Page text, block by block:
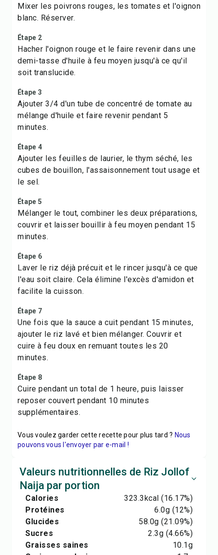
Mixer les poivrons rouges, les tomates et l'oignon
blanc. Réserver.
Étape 2
Hacher l'oignon rouge et le faire revenir dans une
demi-tasse d'huile à feu moyen jusqu'à ce qu'il
soit translucide.
Étape 3
Ajouter 3/4 d'un tube de concentré de tomate au
mélange d'huile et faire revenir pendant 5
minutes.
Étape 4
Ajouter les feuilles de laurier, le thym séché, les
cubes de bouillon, l'assaisonnement tout usage et
le sel.
Étape 5
Mélanger le tout, combiner les deux préparations,
couvrir et laisser bouillir à feu moyen pendant 15
minutes.
Étape 6
Laver le riz déjà précuit et le rincer jusqu'à ce que
l'eau soit claire. Cela élimine l'excès d'amidon et
facilite la cuisson.
Étape 7
Une fois que la sauce a cuit pendant 15 minutes,
ajouter le riz lavé et bien mélanger. Couvrir et
cuire à feu doux en remuant toutes les 20
minutes.
Étape 8
Cuire pendant un total de 1 heure, puis laisser
reposer couvert pendant 10 minutes
supplémentaires.
Vous voulez garder cette recette pour plus tard ? Nous
pouvons vous l'envoyer par e-mail !
Valeurs nutritionnelles de Riz Jollof
Naija par portion
Calories 323.3kcal (16.17%)
Protéines
6.0g (12%)
Glucides
58.0g (21.09%)
Sucres
2.3g (4.66%)
Graisses saines
10.1g